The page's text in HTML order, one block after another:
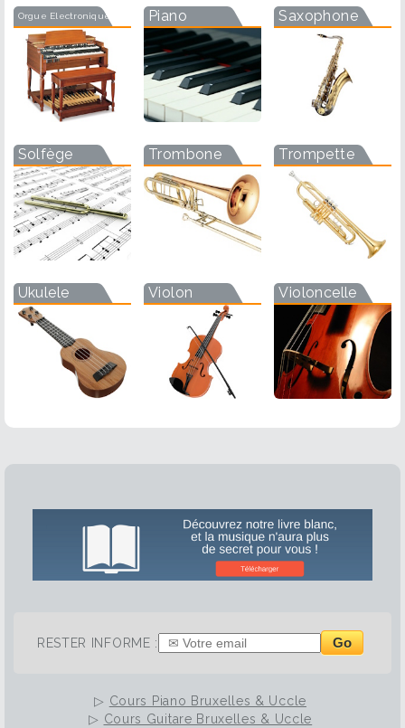
Orgue Electronique Piano Saxophone
Solfège Trombone Trompette
Ukulele Violon Violoncelle
RESTER INFORME : Go
▷ Cours Piano Bruxelles & Uccle
▷ Cours Guitare Bruxelles & Uccle